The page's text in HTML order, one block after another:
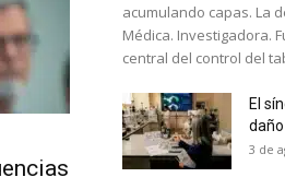
de las últimas
acumulando capas. La
Médica. Investigadora.
central del control del
El
daño
3 de